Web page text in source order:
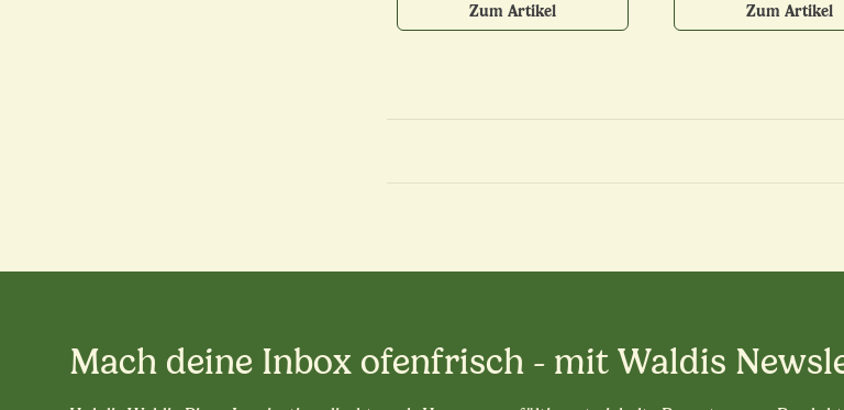
Zum Artikel Zum Artikel
Mach deine Inbox ofenfrisch - mit Waldis